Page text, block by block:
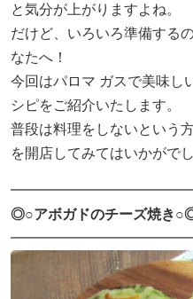
採用情報
ヨコエネ公式ブログ
店舗・
と気分が上がりますよね。
だけど、いろいろ準備する
なたへ！
今回はパロマ ガスで美味し
シピをご紹介いたします。
普段は料理をしないという
を開店してみてはいかがでし
◎○アボガドのチーズ焼き